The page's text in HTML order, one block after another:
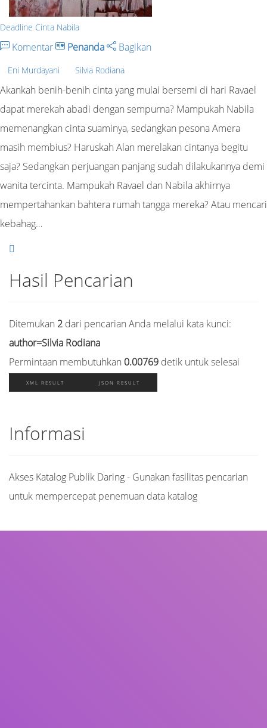
Deadline Cinta Nabila
Komentar Penanda Bagikan
Eni Murdayani Silvia Rodiana
Akankah benih-benih cinta yang mulai bersemi di hari Ravael
dapat merekah abadi dengan sempurna? Mampukah Nabila
memenangkan cinta suaminya, sedangkan pesona Amera
masih membius? Haruskah Alan merelakan cintanya begitu
saja? Sedangkan perjuangan panjang sudah dilakukannya demi
wanita tercinta. Mampukah Ravael dan Nabila akhirnya
mempertahankan bahtera rumah tangga mereka? Atau mencari
kebahag…
Hasil Pencarian
Ditemukan 2 dari pencarian Anda melalui kata kunci:
author=Silvia Rodiana
Permintaan membutuhkan 0.00769 detik untuk selesai
XML RESULT JSON RESULT
Informasi
Akses Katalog Publik Daring - Gunakan fasilitas pencarian
untuk mempercepat penemuan data katalog